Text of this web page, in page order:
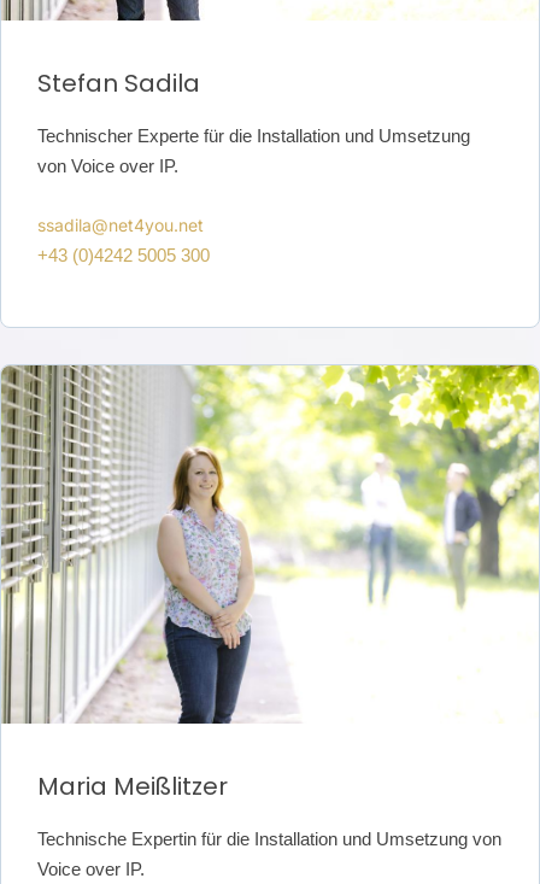
Stefan Sadila
Technischer Experte für die Installation und Umsetzung
von Voice over
IP.
ssadila@net4you.net
+43 (0)4242 5005 300
Maria Meißlitzer
Technische Expertin für die Installation und Umsetzung von
Voice over
IP.